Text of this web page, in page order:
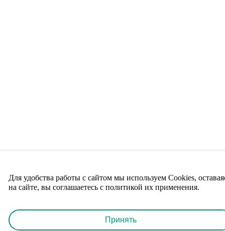
Для удобства работы с сайтом мы используем Cookies,
на сайте, вы соглашаетесь с политикой их применения.
Принять